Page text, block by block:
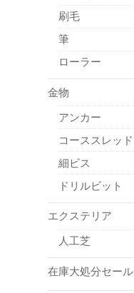
刷毛
筆
ローラー
金物
アンカー
コーススレッド
細ビス
ドリルビット
エクステリア
人工芝
在庫大処分セール